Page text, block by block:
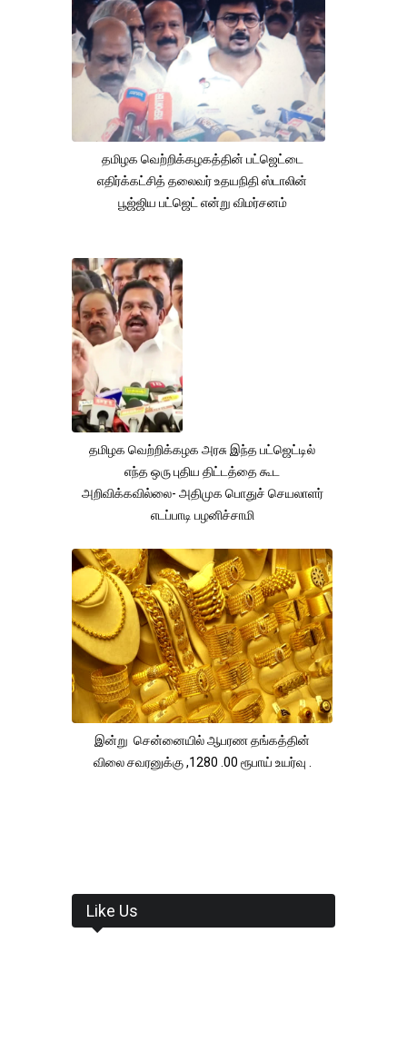
தமிழக வெற்றிக்கழகத்தின் பட்ஜெட்டை
எதிர்க்கட்சித் தலைவர் உதயநிதி ஸ்டாலின்
பூஜ்ஜிய பட்ஜெட் என்று விமர்சனம்
தமிழக வெற்றிக்கழக அரசு இந்த பட்ஜெட்டில்
எந்த ஒரு புதிய திட்டத்தை கூட
அறிவிக்கவில்லை- அதிமுக பொதுச் செயலாளர்
எடப்பாடி பழனிச்சாமி
இன்று சென்னையில் ஆபரண தங்கத்தின்
விலை சவரனுக்கு ,1280 .00 ரூபாய் உயர்வு .
Like Us